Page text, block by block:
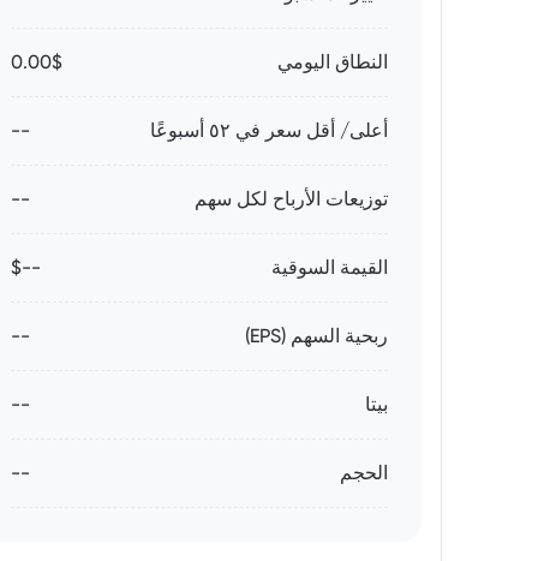
النطاق اليومي 0.00$
أعلى/ أقل سعر في ٥٢ أسبوعًا --
توزيعات الأرباح لكل سهم --
القيمة السوقية --$
ربحية السهم (EPS) --
بيتا --
الحجم --